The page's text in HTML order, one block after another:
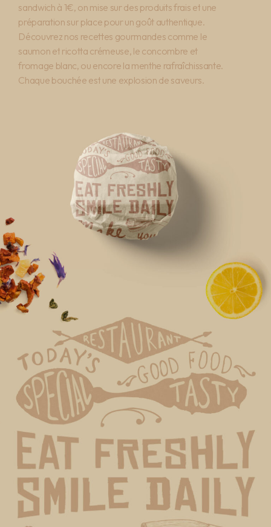
sandwich à 1€, on mise sur des produitsfrais et une
préparation sur place pour un goût authentique.
Découvrez nos recettes gourmandes comme le
saumon et ricotta crémeuse, le concombre et
fromage blanc, ou encore la menthe rafraîchissante.
Chaque bouchée est une explosion de saveurs.